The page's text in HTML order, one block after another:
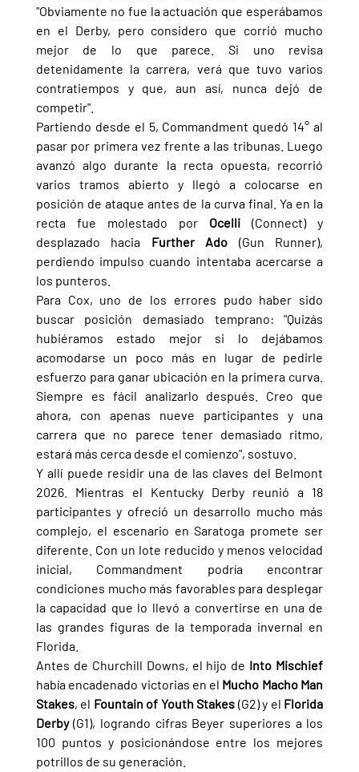
"Obviamente no fue la actuación que esperábamos
en el Derby, pero considero que corrió mucho
mejor de lo que parece. Si uno revisa
detenidamente la carrera, verá que tuvo varios
contratiempos y que, aun así, nunca dejó de
competir".
Partiendo desde el 5, Commandment quedó 14° al
pasar por primera vez frente a las tribunas. Luego
avanzó algo durante la recta opuesta, recorrió
varios tramos abierto y llegó a colocarse en
posición de ataque antes de la curva final. Ya en la
recta fue molestado por Ocelli (Connect) y
desplazado hacia Further Ado (Gun Runner),
perdiendo impulso cuando intentaba acercarse a
los punteros.
Para Cox, uno de los errores pudo haber sido
buscar posición demasiado temprano: "Quizás
hubiéramos estado mejor si lo dejábamos
acomodarse un poco más en lugar de pedirle
esfuerzo para ganar ubicación en la primera curva.
Siempre es fácil analizarlo después. Creo que
ahora, con apenas nueve participantes y una
carrera que no parece tener demasiado ritmo,
estará más cerca desde el comienzo", sostuvo.
Y allí puede residir una de las claves del Belmont
2026. Mientras el Kentucky Derby reunió a 18
participantes y ofreció un desarrollo mucho más
complejo, el escenario en Saratoga promete ser
diferente. Con un lote reducido y menos velocidad
inicial, Commandment podría encontrar
condiciones mucho más favorables para desplegar
la capacidad que lo llevó a convertirse en una de
las grandes figuras de la temporada invernal en
Florida.
Antes de Churchill Downs, el hijo de
había encadenado victorias en el Mucho Macho Man
Stakes, el Fountain of Youth Stakes (G2) y el Florida
Derby (G1), logrando cifras Beyer superiores a los
100 puntos y posicionándose entre los mejores
potrillos de su generación.